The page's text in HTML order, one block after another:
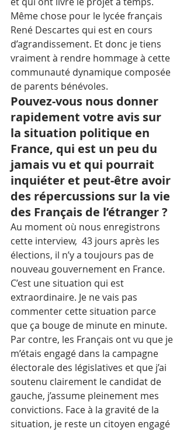
Même chose pour le lycée français
René Descartes qui est en cours
d’agrandissement. Et donc je tiens
vraiment à rendre hommage à cette
communauté dynamique composée
de parents bénévoles.
Pouvez-vous nous donner
rapidement votre avis sur
la situation politique en
France, qui est un peu du
jamais vu et qui pourrait
inquiéter et peut-être avoir
des répercussions sur la vie
des Français de l’étranger ?
Au moment où nous enregistrons
cette interview,  43 jours après les
élections, il n’y a toujours pas de
nouveau gouvernement en France.
C’est une situation qui est
extraordinaire. Je ne vais pas
commenter cette situation parce
que ça bouge de minute en minute.
Par contre, les Français ont vu que je
m’étais engagé dans la campagne
électorale des législatives et que j’ai
soutenu clairement le candidat de
gauche, j’assume pleinement mes
convictions. Face à la gravité de la
situation, je reste un citoyen engagé